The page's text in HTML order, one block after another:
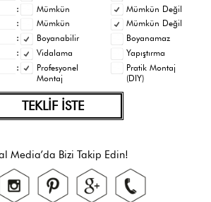
: Mümkün Mümkün Değil
: Mümkün Mümkün Değil
: Boyanabilir Boyanamaz
: Vidalama Yapıştırma
:
Profesyonel
Montaj
Pratik Montaj
(DIY)
TEKLİF İSTE
Media’da Bizi Takip Edin!